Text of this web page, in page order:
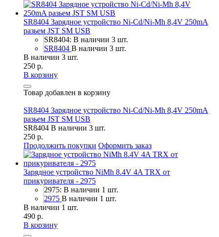
SR8404 Зарядное устройство Ni-Cd/Ni-Mh 8,4V 250mA
разьем JST SM USB
SR8404: В наличии 3 шт.
SR8404 В наличии 3 шт.
В наличии 3 шт.
250 р.
В корзину
Товар добавлен в корзину
SR8404 Зарядное устройство Ni-Cd/Ni-Mh 8,4V 250mA
разьем JST SM USB
SR8404 В наличии 3 шт.
250 р.
Продолжить покупки Оформить заказ
Зарядное устройство NiMh 8.4V 4A TRX от
прикуривателя - 2975
2975: В наличии 1 шт.
2975 В наличии 1 шт.
В наличии 1 шт.
490 р.
В корзину